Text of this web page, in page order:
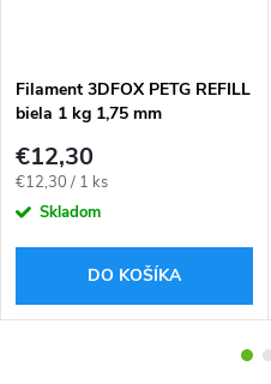
Filament 3DFOX PETG REFILL
biela 1 kg 1,75 mm
€12,30
Jednotková
cena:
€12,30 / 1 ks
Skladom
DO KOŠÍKA